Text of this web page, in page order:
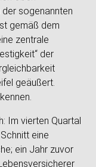
sogenannten
gemäß dem
zentrale
der
geäußert.
Im vierten Quartal
eine
ein Jahr zuvor